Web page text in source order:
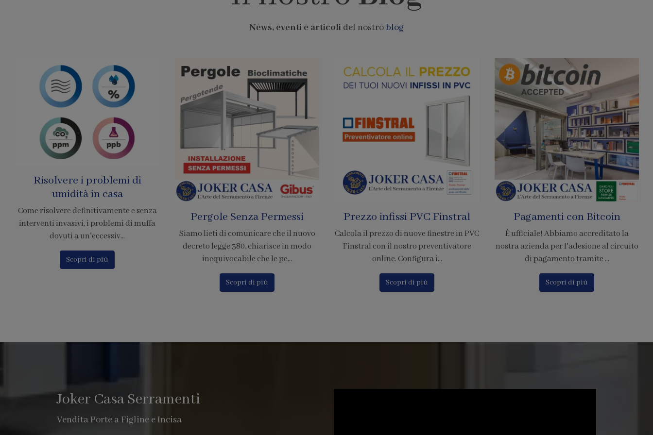
News, eventi e articoli del nostroblog
Pergole Senza Permessi
Siamo lieti di comunicare che il nuovo
inequivocabile che le pe...
Prezzo infissi PVC Finstral
Calcola il prezzo di nuove finestre in PVC
Finstral con il nostro preventivatore
online. Configura i...
Scopri di più
Pagamenti con Bitcoin
È ufficiale! Abbiamo accreditato la
nostra azienda per l'adesione al circuito
di pagamento tramite ...
Scopri di più
SharkNet: Le Zanzariere
Resistenti di Grandi
Dimensioni
La zanzariera SharkNet introduce
innovazione risolvendo i principali
problemi delle comuni zanzarier...
Joker Casa Serramenti
Vendita Porte a Figline e Incisa